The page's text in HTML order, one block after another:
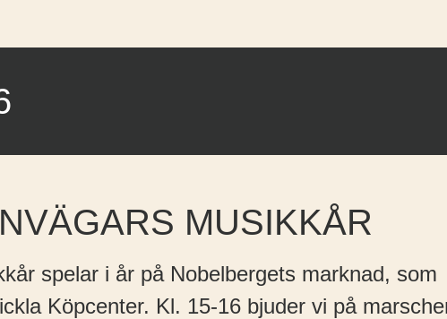
MUSIKKÅR
spelar i år på Nobelbergets marknad, som
Köpcenter. Kl. 15-16 bjuder vi på